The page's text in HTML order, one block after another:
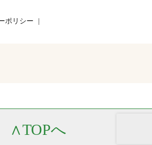
∧TOPへ
ポリシー